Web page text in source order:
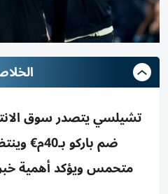
ضم باركو
متحمس ويؤكد أهمية